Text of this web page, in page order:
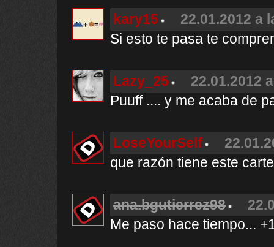
kary15
22.01.2012 a
Si esto te pasa te
Lazy_25
22.01.2012
Puuff .... y me acaba de
LoseYourSelf
que razón tiene este
ana.bgutierrez98
Me paso hace tiempo...